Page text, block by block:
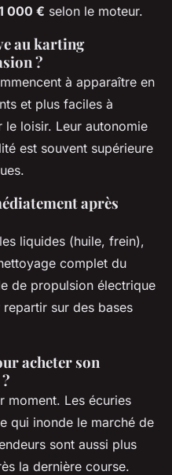
000 € selon le moteur.
au karting
?
à apparaître en
et plus faciles à
le loisir. Leur autonomie
est souvent supérieure
après
liquides (huile, frein),
complet du
de propulsion électrique
sur des bases
acheter son
moment. Les écuries
qui inonde le marché de
sont aussi plus
la dernière course.